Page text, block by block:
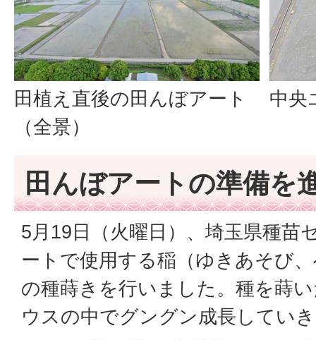
田植え直後の田んぼアート
（全景）
中央
田んぼアートの準備を
5月19日（火曜日）、埼玉県種苗
ートで使用する稲（ゆきあそび
の種蒔きを行いました。種を蒔
ウスの中でグングン成長してい